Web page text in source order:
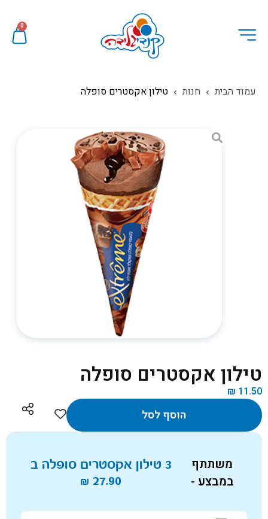
0
עמוד הבית חנות טילון אקסטרים סופלה
טילון אקסטרים סופלה
₪ 11.50
הוסף לסל
משתתף
במבצע -
3 טילון אקסטרים סופלה ב
₪ 27.90